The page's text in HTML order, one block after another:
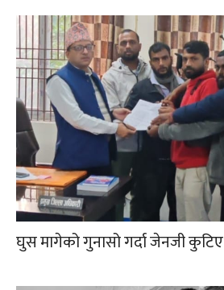
घुस मागेको गुनासो गर्दा जेनजी कुटिए